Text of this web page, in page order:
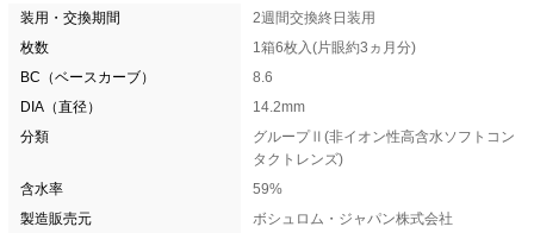
装用・交換期間
2週間交換終日装用
枚数
1箱6枚入(片眼約3ヵ月分)
BC（ベースカーブ）
8.6
DIA（直径）
14.2mm
分類
グループⅡ(非イオン性高含水ソフトコン
タクトレンズ)
含水率
59%
製造販売元
ボシュロム・ジャパン株式会社